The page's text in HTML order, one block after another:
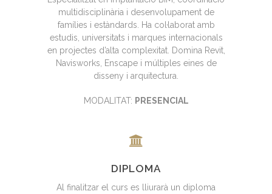
multidisciplinària i desenvolupament de
famílies i estàndards. Ha col·laborat amb
estudis, universitats i marques internacionals
en projectes d’alta complexitat. Domina Revit,
Navisworks, Enscape i múltiples eines de
disseny i arquitectura.
MODALITAT: PRESENCIAL
DIPLOMA
Al finalitzar el curs es lliurarà un diploma